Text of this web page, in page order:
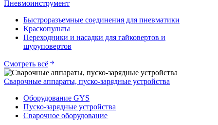
Пневмоинструмент
Быстроразъемные соединения для пневматики
Краскопульты
Переходники и насадки для гайковертов и
шуруповертов
Смотреть всё
Сварочные аппараты, пуско-зарядные устройства
Оборудование GYS
Пуско-зарядные устройства
Сварочное оборудование